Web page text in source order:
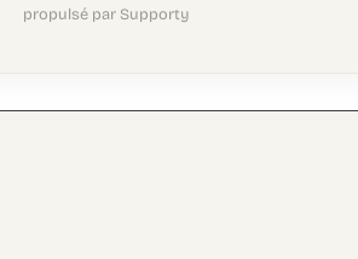
propulsé par Supporty